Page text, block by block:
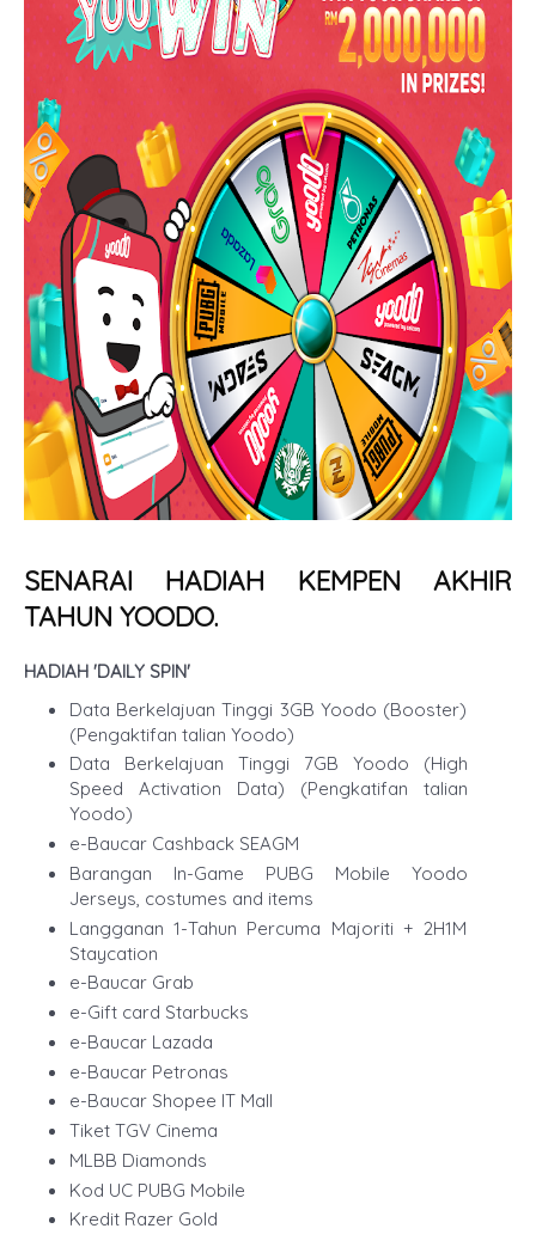
SENARAI HADIAH KEMPEN AKHIR
TAHUN YOODO.
HADIAH 'DAILY SPIN'
Data Berkelajuan Tinggi 3GB Yoodo (Booster)
(Pengaktifan talian Yoodo)
Data Berkelajuan Tinggi 7GB Yoodo (High
Speed Activation Data) (Pengkatifan talian
Yoodo)
e-Baucar Cashback SEAGM
Barangan In-Game PUBG Mobile Yoodo
Jerseys, costumes and items
Langganan 1-Tahun Percuma Majoriti + 2H1M
Staycation
e-Baucar Grab
e-Gift card Starbucks
e-Baucar Lazada
e-Baucar Petronas
e-Baucar Shopee IT Mall
Tiket TGV Cinema
MLBB Diamonds
Kod UC PUBG Mobile
Kredit Razer Gold